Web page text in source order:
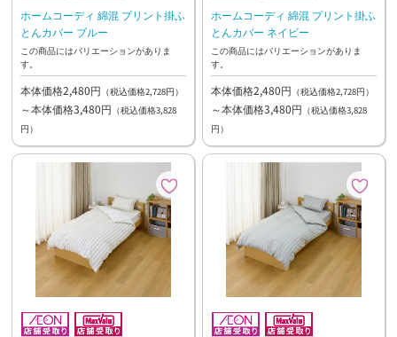
ホームコーディ 綿混 プリント掛ふ
とんカバー ブルー
この商品にはバリエーションがありま
す。
本体価格2,480円 （税込価格2,728円）
～本体価格3,480円 （税込価格3,828
円）
ホームコーディ 綿混 プリント掛ふ
とんカバー ネイビー
この商品にはバリエーションがありま
す。
本体価格2,480円 （税込価格2,728円）
～本体価格3,480円 （税込価格3,828
円）